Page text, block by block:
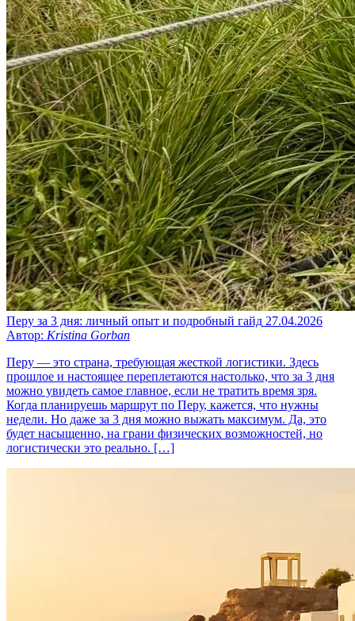
Перу за 3 дня: личный опыт и подробный гайд 27.04.2026
Автор: Kristina Gorban
Перу — это страна, требующая жесткой логистики. Здесь
прошлое и настоящее переплетаются настолько, что за 3 дня
можно увидеть самое главное, если не тратить время зря.
Когда планируешь маршрут по Перу, кажется, что нужны
недели. Но даже за 3 дня можно выжать максимум. Да, это
будет насыщенно, на грани физических возможностей, но
логистически это реально. […]